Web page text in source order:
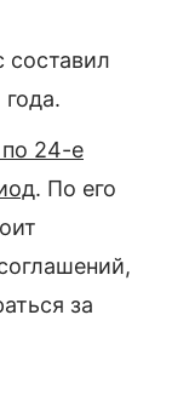
составил
по 24-е
. По его
за